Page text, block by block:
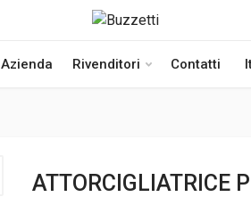
Azienda Rivenditori Contatti
ATTORCIGLIATRICE